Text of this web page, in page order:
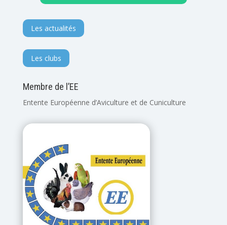
Les actualités
Les clubs
Membre de l’EE
Entente Européenne d’Aviculture et de Cuniculture